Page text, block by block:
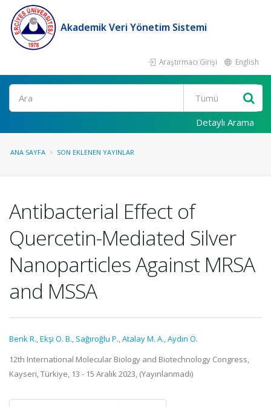
Akademik Veri Yönetim Sistemi
Araştırmacı Girişi English
Ara
Detaylı Arama
ANA SAYFA SON EKLENEN YAYINLAR
Antibacterial Effect of
Quercetin-Mediated Silver
Nanoparticles Against MRSA
and MSSA
Benk R.,Ekşi O. B., Sağıroğlu P.,Atalay M. A.,Aydın Ö.
12th International Molecular Biology and Biotechnology Congress,
Kayseri, Türkiye, 13 - 15 Aralık 2023, (Yayınlanmadı)